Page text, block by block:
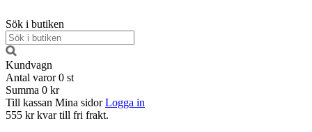
Sök i butiken
Kundvagn
Antal varor 0 st
Summa 0 kr
Till kassan Mina sidor Logga in
555 kr kvar till fri frakt.